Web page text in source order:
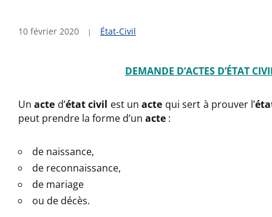
10 février 2020 État-Civil
DEMANDE D’ACTES D’ÉTAT
Unacte d’état civil est unacte qui sert à prouver l’
peut prendre la forme d’un acte :
de naissance,
de reconnaissance,
de mariage
ou de décès.